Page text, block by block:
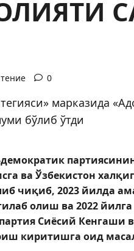
0
марказида
бўлиб ўтди
ва Ўзбекистон
чиқиб, 2023 йилда
олиш ва 2022
Сиёсий Кенгаши
киритишга оид